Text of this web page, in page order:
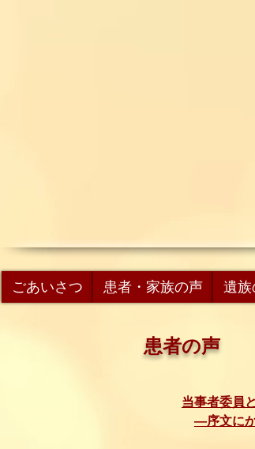
ごあいさつ 患者・家族の声 遺族
患者の声
当事者委員
―序文に